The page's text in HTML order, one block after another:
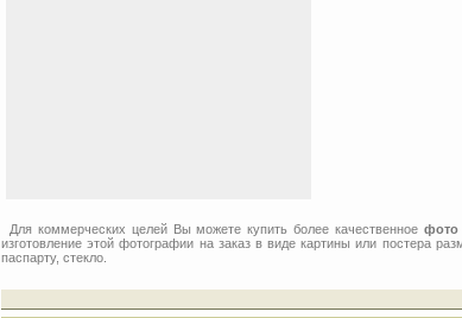
Для коммерческих целей Вы можете купить более качественное фото
изготовление этой фотографии на заказ в виде картины или постера
паспарту, стекло.